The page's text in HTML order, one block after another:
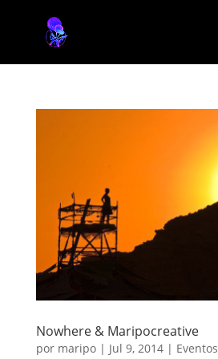
Nowhere & Maripocreative
por maripo| Jul 9, 2014| Eventos